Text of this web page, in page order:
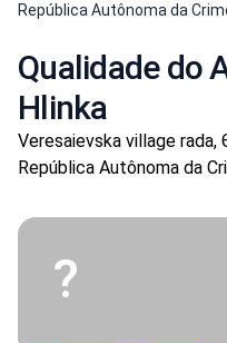
República Autônoma da
Qualidade do
Hlinka
Veresaievska village rada,
República Autônoma da
?